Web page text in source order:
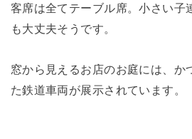
客席は全てテーブル席。小さい子
も大丈夫そうです。
窓から見えるお店のお庭には、か
た鉄道車両が展示されています。